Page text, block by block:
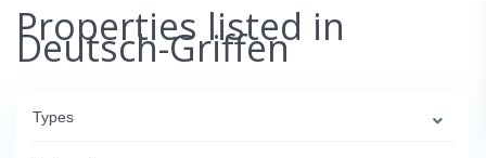
Properties listed in
Deutsch-Griffen
Types